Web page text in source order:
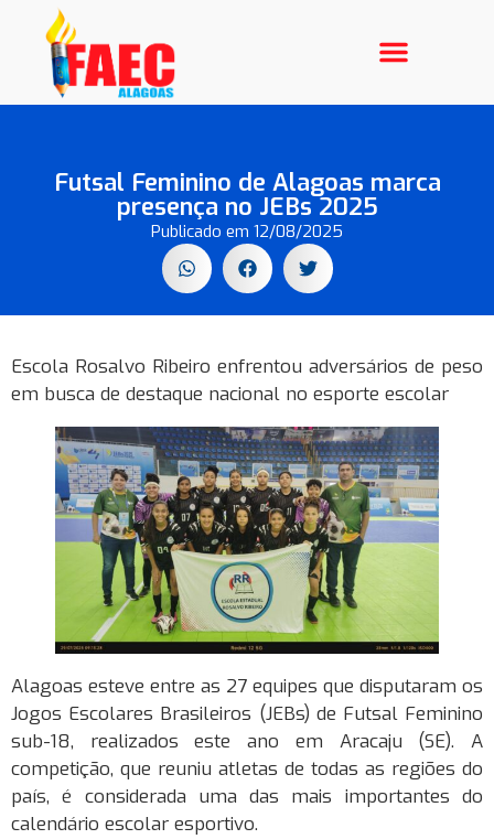
Futsal Feminino de Alagoas marca
presença no JEBs 2025
Publicado em 12/08/2025
Escola Rosalvo Ribeiro enfrentou adversários de peso
em busca de destaque nacional no esporte escolar
Alagoas esteve entre as 27 equipes que disputaram os
Jogos Escolares Brasileiros (JEBs) de Futsal Feminino
sub-18, realizados este ano em Aracaju (SE). A
competição, que reuniu atletas de todas as regiões do
país, é considerada uma das mais importantes do
calendário escolar esportivo.